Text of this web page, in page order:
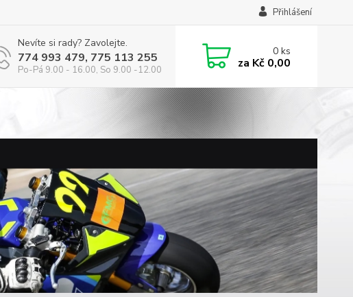
Přihlášení
Nevíte si rady? Zavolejte.
774 993 479, 775 113 255
Po-Pá 9.00 - 16.00, So 9.00 -12.00
0ks
za Kč 0,00